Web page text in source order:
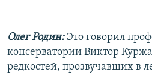
Олег Родин: Это говорил
консерватории Виктор
редкостей, прозвучавших в